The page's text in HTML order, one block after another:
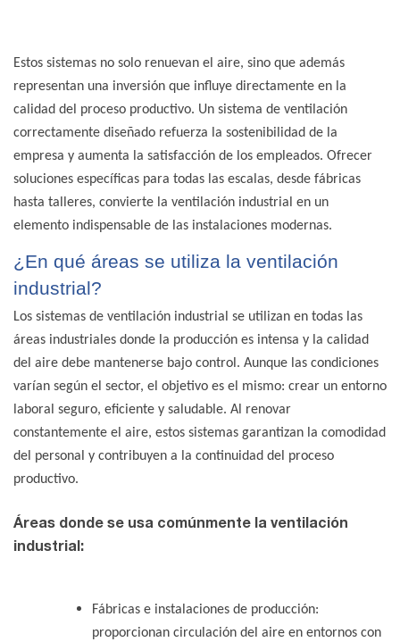
Estos sistemas no solo renuevan el aire, sino que además
representan una inversión que influye directamente en la
calidad del proceso productivo. Un sistema de ventilación
correctamente diseñado refuerza la sostenibilidad de la
empresa y aumenta la satisfacción de los empleados. Ofrecer
soluciones específicas para todas las escalas, desde fábricas
hasta talleres, convierte la ventilación industrial en un
elemento indispensable de las instalaciones modernas.
¿En qué áreas se utiliza la ventilación
industrial?
Los sistemas de ventilación industrial se utilizan en todas las
áreas industriales donde la producción es intensa y la calidad
del aire debe mantenerse bajo control. Aunque las condiciones
varían según el sector, el objetivo es el mismo: crear un entorno
laboral seguro, eficiente y saludable. Al renovar
constantemente el aire, estos sistemas garantizan la comodidad
del personal y contribuyen a la continuidad del proceso
productivo.
Áreas donde se usa comúnmente la ventilación
industrial:
Fábricas e instalaciones de producción:
proporcionan circulación del aire en entornos con